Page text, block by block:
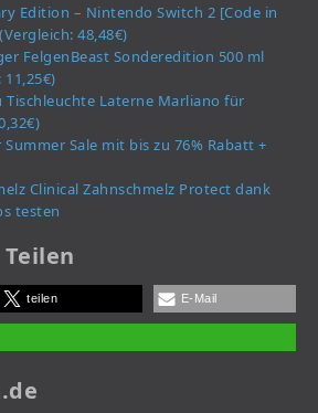
Edition – Nintendo Switch 2 [Code in
48,48€)
FelgenBeast Sonderedition 500 ml
Tischleuchte Laterne Marliano für
Sale mit bis zu 76% Rabatt +
Clinical Zahnschmelz Protect dank
testen
teilen E-Mail